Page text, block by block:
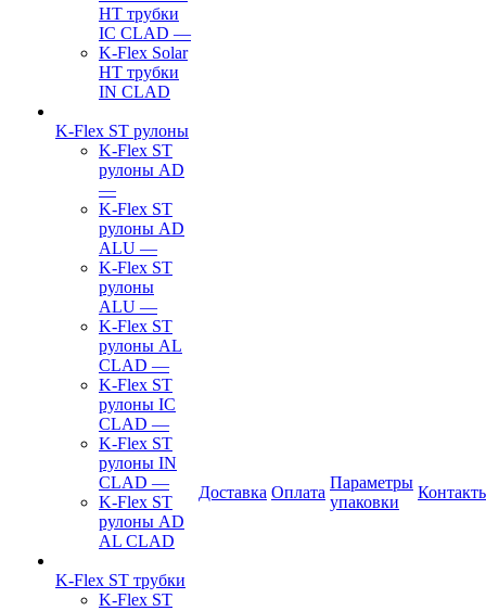
HT трубки
IC CLAD —
K-Flex Solar
HT трубки
IN CLAD
K-Flex ST рулоны
K-Flex ST
рулоны AD
—
K-Flex ST
рулоны AD
ALU —
K-Flex ST
рулоны
ALU —
K-Flex ST
рулоны AL
CLAD —
K-Flex ST
рулоны IC
CLAD —
K-Flex ST
рулоны IN
CLAD —
K-Flex ST
рулоны AD
AL CLAD
K-Flex ST трубки
K-Flex ST
Доставка Оплата
Параметры
упаковки